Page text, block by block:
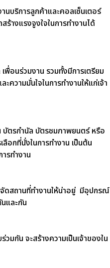
บริการลูกค้าและคอลเซ็นเตอร์
างแรงจูงใจในการทำงานได้
พื่อนร่วมงาน รวมทั้งมีการเตรียม
วามมั่นใจในการทำงานให้แก่เจ้า
บัตรกำนัล บัตรชมภาพยนตร์ หรือ
ลือกที่นั่งในการทำงาน เป็นต้น
รทำงาน
จัดสถานที่ทำงานให้น่าอยู่ มีอุปกรณ์
และกัน
มกัน จะสร้างความเป็นเจ้าของใน